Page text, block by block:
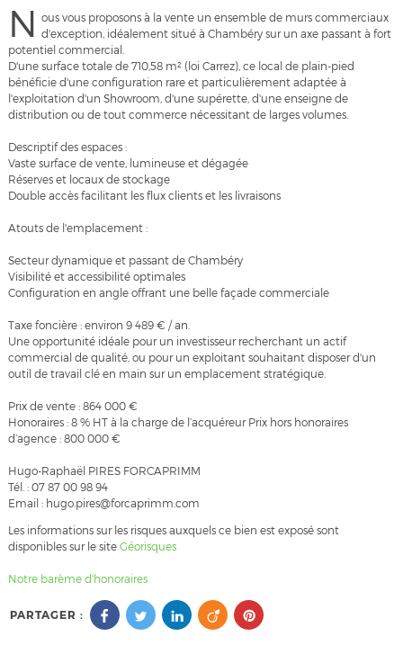
N ous vous proposons à la vente un ensemble de murs commerciaux
d'exception, idéalement situé à Chambéry sur un axe passant à fort
potentiel commercial.
D'une surface totale de 710,58 m² (loi Carrez), ce local de plain-pied
bénéficie d'une configuration rare et particulièrement adaptée à
l'exploitation d'un Showroom, d'une supérette, d'une enseigne de
distribution ou de tout commerce nécessitant de larges volumes.
Descriptif des espaces :
Vaste surface de vente, lumineuse et dégagée
Réserves et locaux de stockage
Double accès facilitant les flux clients et les livraisons
Atouts de l'emplacement :
Secteur dynamique et passant de Chambéry
Visibilité et accessibilité optimales
Configuration en angle offrant une belle façade commerciale
Taxe foncière : environ 9 489 € / an.
Une opportunité idéale pour un investisseur recherchant un actif
commercial de qualité, ou pour un exploitant souhaitant disposer d'un
outil de travail clé en main sur un emplacement stratégique.
Prix de vente : 864 000 €
Honoraires : 8 % HT à la charge de l’acquéreur Prix hors honoraires
d’agence : 800 000 €
Hugo-Raphaël PIRES FORCAPRIMM
Tél. : 07 87 00 98 94
Email : hugo.pires@forcaprimm.com
Les informations sur les risques auxquels ce bien est exposé sont
disponibles sur le site Géorisques
Notre barème d'honoraires
PARTAGER :